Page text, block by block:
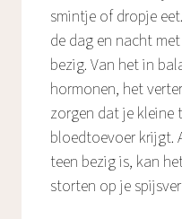
smintje of dropje
de dag en nacht
bezig. Van het in
hormonen, het
zorgen dat je kleine
bloedtoevoer krijgt.
teen bezig is, kan
storten op je